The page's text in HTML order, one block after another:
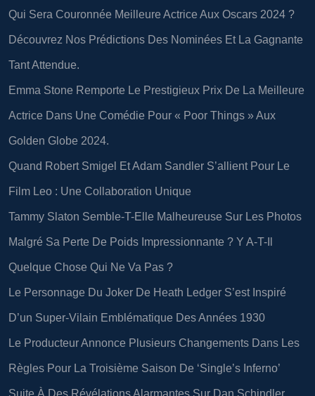
Qui Sera Couronnée Meilleure Actrice Aux Oscars 2024 ?
Découvrez Nos Prédictions Des Nominées Et La Gagnante
Tant Attendue.
Emma Stone Remporte Le Prestigieux Prix De La Meilleure
Actrice Dans Une Comédie Pour « Poor Things » Aux
Golden Globe 2024.
Quand Robert Smigel Et Adam Sandler S’allient Pour Le
Film Leo : Une Collaboration Unique
Tammy Slaton Semble-T-Elle Malheureuse Sur Les Photos
Malgré Sa Perte De Poids Impressionnante ? Y A-T-Il
Quelque Chose Qui Ne Va Pas ?
Le Personnage Du Joker De Heath Ledger S’est Inspiré
D’un Super-Vilain Emblématique Des Années 1930
Le Producteur Annonce Plusieurs Changements Dans Les
Règles Pour La Troisième Saison De ‘Single’s Inferno’
Suite À Des Révélations Alarmantes Sur Dan Schindler